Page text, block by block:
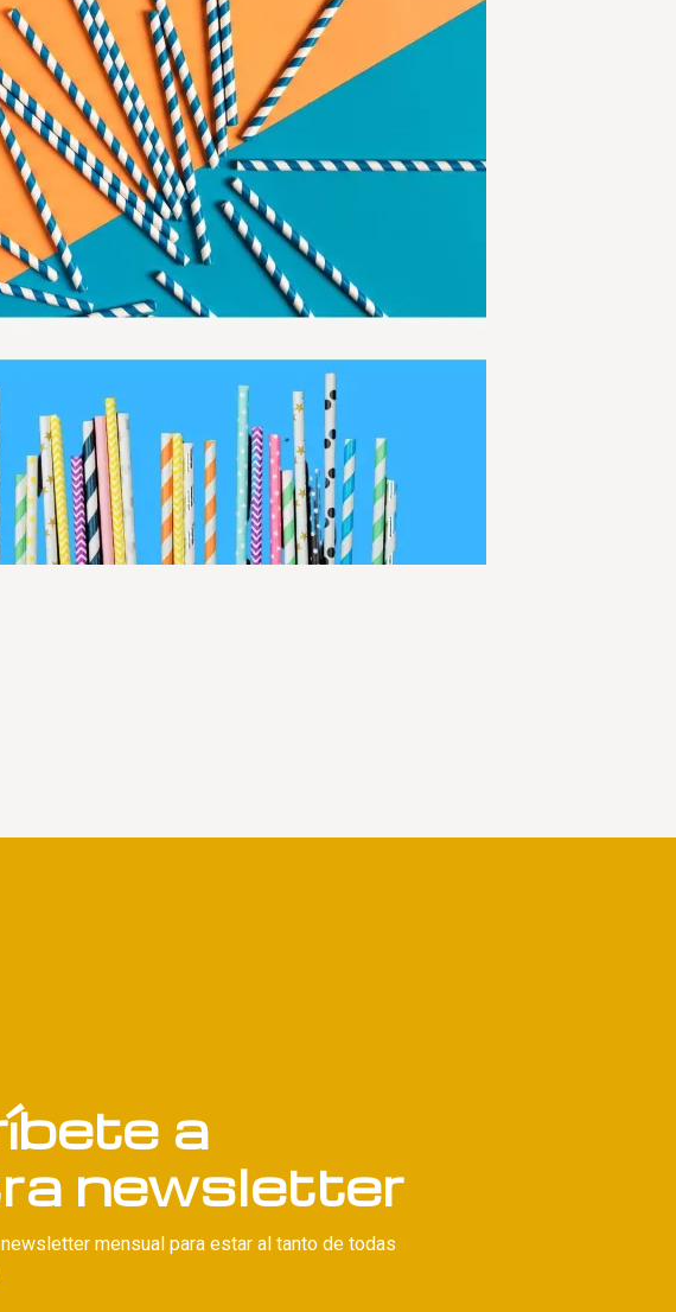
a
newsletter
mensual para estar al tanto de todas